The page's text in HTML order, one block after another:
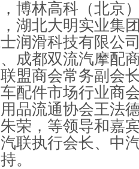
博林高科（北京
湖北大明实业集
润滑科技有限公
成都双流汽摩配
盟商会常务副会
配件市场行业商
品流通协会王法
荣，等领导和嘉
联执行会长、中
。